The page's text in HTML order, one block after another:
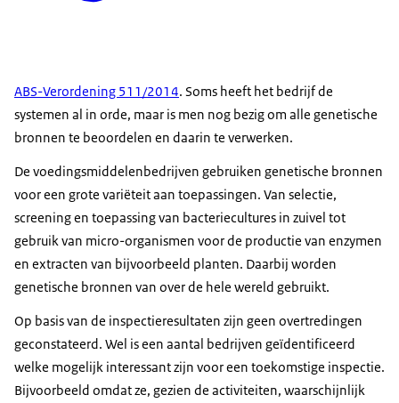
ABS-Verordening 511/2014. Soms heeft het bedrijf de
systemen al in orde, maar is men nog bezig om alle genetische
bronnen te beoordelen en daarin te verwerken.
De voedingsmiddelenbedrijven gebruiken genetische bronnen
voor een grote variëteit aan toepassingen. Van selectie,
screening en toepassing van bacteriecultures in zuivel tot
gebruik van micro-organismen voor de productie van enzymen
en extracten van bijvoorbeeld planten. Daarbij worden
genetische bronnen van over de hele wereld gebruikt.
Op basis van de inspectieresultaten zijn geen overtredingen
geconstateerd. Wel is een aantal bedrijven geïdentificeerd
welke mogelijk interessant zijn voor een toekomstige inspectie.
Bijvoorbeeld omdat ze, gezien de activiteiten, waarschijnlijk